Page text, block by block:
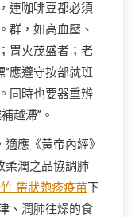
連咖啡豆都必須
群，如高血壓、
胃火茂盛者；老
”應遵守按部就班
同時也要器重辨
越滯”。
應《黃帝內經》
柔潤之品協調肺
帶狀皰疹疫苗下
、潤肺往燥的食